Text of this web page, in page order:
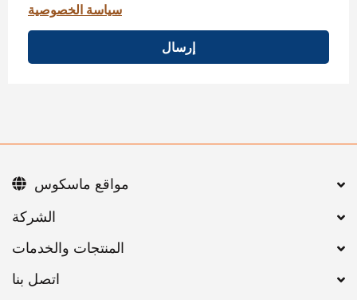
سياسة الخصوصية
إرسال
اتصل بنا
مواقع ماسكوس